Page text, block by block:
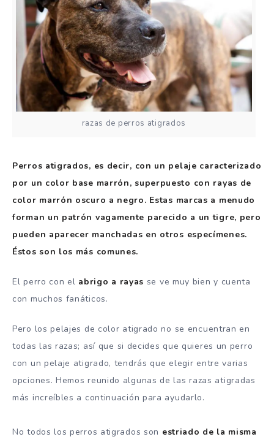
razas de perros atigrados
Perros atigrados, es decir, con un pelaje caracterizado
por un color base marrón, superpuesto con rayas de
color marrón oscuro a negro. Estas marcas a menudo
forman un patrón vagamente parecido a un tigre, pero
pueden aparecer manchadas en otros especímenes.
Éstos son los más comunes.
El perro con el abrigo a rayas se ve muy bien y cuenta
con muchos fanáticos.
Pero los pelajes de color atigrado no se encuentran en
todas las razas; así que si decides que quieres un perro
con un pelaje atigrado, tendrás que elegir entre varias
opciones. Hemos reunido algunas de las razas atigradas
más increíbles a continuación para ayudarlo.
No todos los perros atigrados son estriado de la misma